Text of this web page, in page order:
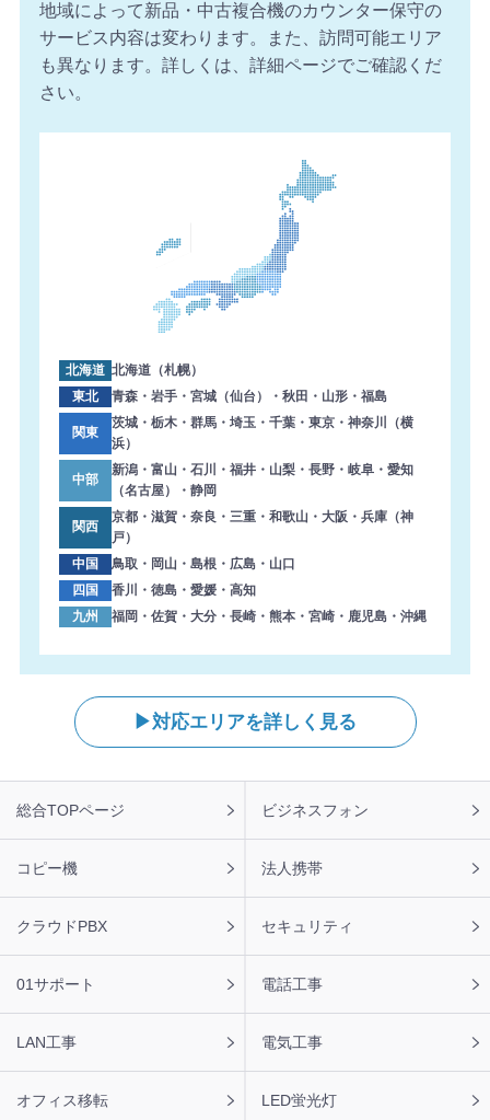
地域によって新品・中古複合機のカウンター保守の
サービス内容は変わります。また、訪問可能エリア
も異なります。詳しくは、詳細ページでご確認くだ
さい。
北海道 北海道（札幌）
東北
青森・岩手・宮城（仙台）・秋田・山形・福島
関東
茨城・栃木・群馬・埼玉・千葉・東京・神奈川（横
浜）
中部
新潟・富山・石川・福井・山梨・長野・岐阜・愛知
（名古屋）・静岡
関西
京都・滋賀・奈良・三重・和歌山・大阪・兵庫（神
戸）
中国
鳥取・岡山・島根・広島・山口
四国
香川・徳島・愛媛・高知
九州
福岡・佐賀・大分・長崎・熊本・宮崎・鹿児島・沖縄
対応エリアを詳しく見る
ッ
タ
総合TOPページ ビジネスフォン
コピー機 法人携帯
クラウドPBX セキュリティ
01サポート 電話工事
LAN工事 電気工事
オフィス移転 LED蛍光灯